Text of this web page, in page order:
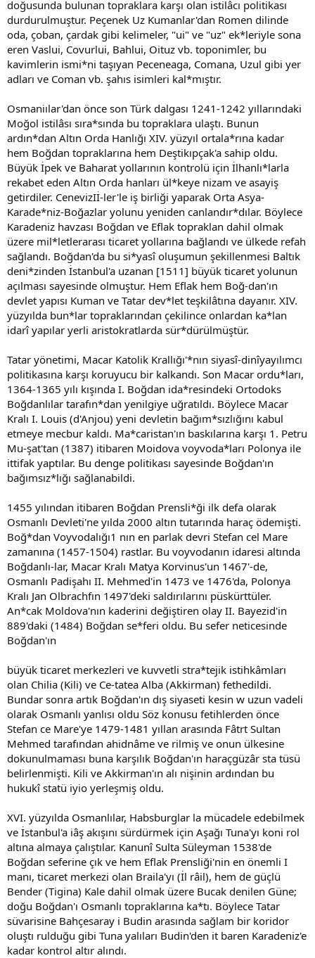
doğusunda bulunan topraklara karşı olan istilâcı politikası
durdurulmuştur. Peçenek Uz Kumanlar'dan Romen dilinde
oda, çoban, çardak gibi kelimeler, "ui" ve "uz" ek*leriyle sona
eren Vaslui, Covurlui, Bahlui, Oituz vb. toponimler, bu
kavimlerin ismi*ni taşıyan Peceneaga, Comana, Uzul gibi yer
adları ve Coman vb. şahıs isimleri kal*mıştır.
Osmaniılar'dan önce son Türk dalgası 1241-1242 yıllarındaki
Moğol istilâsı sıra*sında bu topraklara ulaştı. Bunun
ardın*dan Altın Orda Hanlığı XIV. yüzyıl ortala*rına kadar
hem Boğdan topraklarına hem Deştikıpçak'a sahip oldu.
Büyük İpek ve Baharat yollarının kontrolü için İlhanlı*larla
rekabet eden Altın Orda hanları ül*keye nizam ve asayiş
getirdiler. CenevizIİ-ler'le iş birliği yaparak Orta Asya-
Karade*niz-Boğazlar yolunu yeniden canlandır*dılar. Böylece
Karadeniz havzası Boğdan ve Eflak topraklan dahil olmak
üzere mil*letlerarası ticaret yollarına bağlandı ve ülkede refah
sağlandı. Boğdan'da bu si*yasî oluşumun şekillenmesi Baltık
deni*zinden İstanbul'a uzanan [1511] büyük ticaret yolunun
açılması sayesinde olmuştur. Hem Eflak hem Boğ-dan'ın
devlet yapısı Kuman ve Tatar dev*let teşkilâtına dayanır. XIV.
yüzyılda bun*lar topraklarından çekilince onlardan ka*lan
idarî yapılar yerli aristokratlarda sür*dürülmüştür.
Tatar yönetimi, Macar Katolik Krallığı'*nın siyasî-dinîyayılımcı
politikasına karşı koruyucu bir kalkandı. Son Macar ordu*ları,
1364-1365 yılı kışında I. Boğdan ida*resindeki Ortodoks
Boğdanlılar tarafın*dan yenilgiye uğratıldı. Böylece Macar
Kralı I. Louis (d'Anjou) yeni devletin bağım*sızlığını kabul
etmeye mecbur kaldı. Ma*caristan'ın baskılarına karşı 1. Petru
Mu-şat'tan (1387) itibaren Moidova voyvoda*ları Polonya ile
ittifak yaptılar. Bu denge politikası sayesinde Boğdan'ın
bağımsız*lığı sağlanabildi.
1455 yılından itibaren Boğdan Prensli*ği ilk defa olarak
Osmanlı Devleti'ne yılda 2000 altın tutarında haraç ödemişti.
Boğ*dan Voyvodalığı1 nın en parlak devri Stefan cel Mare
zamanına (1457-1504) rastlar. Bu voyvodanın idaresi altında
Boğdanlı-lar, Macar Kralı Matya Korvinus'un 1467'-de,
Osmanlı Padişahı II. Mehmed'in 1473 ve 1476'da, Polonya
Kralı Jan Olbrachfın 1497'deki saldırılarını püskürttüler.
An*cak Moldova'nın kaderini değiştiren olay II. Bayezid'in
889'daki (1484) Boğdan se*feri oldu. Bu sefer neticesinde
Boğdan'ın
büyük ticaret merkezleri ve kuvvetli stra*tejik istihkâmları
olan Chilia (Kili) ve Ce-tatea Alba (Akkirman) fethedildi.
Bundar sonra artık Boğdan'ın dış siyaseti kesin w uzun vadeli
olarak Osmanlı yanlısı oldu Söz konusu fetihlerden önce
Stefan ce Mare'ye 1479-1481 yıllan arasında Fâtrt Sultan
Mehmed tarafından ahidnâme ve rilmiş ve onun ülkesine
dokunulmaması buna karşılık Boğdan'ın haraçgüzâr sta tüsü
belirlenmişti. Kili ve Akkirman'ın alı nişinin ardından bu
hukukî statü iyio yerleşmiş oldu.
XVI. yüzyılda Osmanlılar, Habsburglar la mücadele edebilmek
ve İstanbul'a iâş akışını sürdürmek için Aşağı Tuna'yı koni rol
altına almaya çalıştılar. Kanunî Sulta Süleyman 1538'de
Boğdan seferine çık ve hem Eflak Prensliği'nin en önemli I
manı, ticaret merkezi olan Braila'yı (İl râil), hem de güçlü
Bender (Tigina) Kale dahil olmak üzere Bucak denilen Güne;
doğu Boğdan'ı Osmanlı topraklarına ka*tı. Böylece Tatar
süvarisine Bahçesaray i Budin arasında sağlam bir koridor
oluştı rulduğu gibi Tuna yalıları Budin'den it baren Karadeniz'e
kadar kontrol altır alındı.